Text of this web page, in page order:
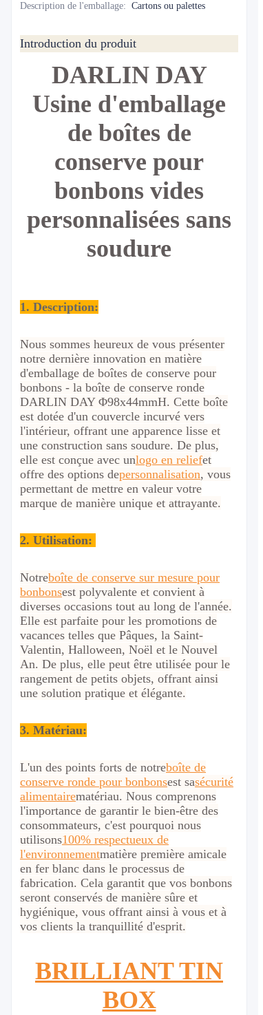
Description de l'emballage: Cartons ou palettes
Introduction du produit
DARLIN DAY
Usine d'emballage
de boîtes de
conserve pour
bonbons vides
personnalisées sans
soudure
1. Description:
Nous sommes heureux de vous présenter
notre dernière innovation en matière
d'emballage de boîtes de conserve pour
bonbons - la boîte de conserve ronde
DARLIN DAY Φ98x44mmH. Cette boîte
est dotée d'un couvercle incurvé vers
l'intérieur, offrant une apparence lisse et
une construction sans soudure. De plus,
elle est conçue avec unlogo en reliefet
offre des options depersonnalisation, vous
permettant de mettre en valeur votre
marque de manière unique et attrayante.
2. Utilisation:
Notreboîte de conserve sur mesure pour
bonbonsest polyvalente et convient à
diverses occasions tout au long de l'année.
Elle est parfaite pour les promotions de
vacances telles que Pâques, la Saint-
Valentin, Halloween, Noël et le Nouvel
An. De plus, elle peut être utilisée pour le
rangement de petits objets, offrant ainsi
une solution pratique et élégante.
3. Matériau:
L'un des points forts de notreboîte de
conserve ronde pour bonbonsest sasécurité
alimentairematériau. Nous comprenons
l'importance de garantir le bien-être des
consommateurs, c'est pourquoi nous
utilisons100% respectueux de
l'environnementmatière première amicale
en fer blanc dans le processus de
fabrication. Cela garantit que vos bonbons
seront conservés de manière sûre et
hygiénique, vous offrant ainsi à vous et à
vos clients la tranquillité d'esprit.
BRILLIANT TIN
BOX